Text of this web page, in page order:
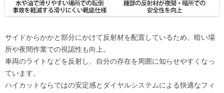
サイドからかかと部分にかけて反射材を配置しているため、暗い場
所や夜間作業での視認性も向上。
車両のライトなどを反射し、自分の存在を周囲に知らせやすくなっ
ています。
ハイカットならではの安定感とダイヤルシステムによる快適なフィ